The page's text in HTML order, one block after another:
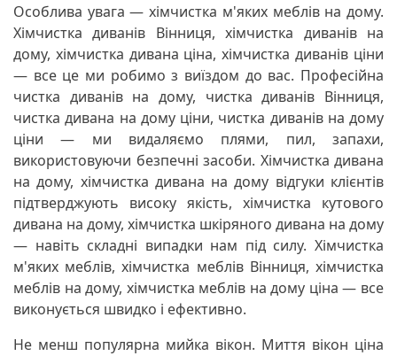
Особлива увага — хімчистка м'яких меблів на дому.
Хімчистка диванів Вінниця, хімчистка диванів на
дому, хімчистка дивана ціна, хімчистка диванів ціни
— все це ми робимо з виїздом до вас. Професійна
чистка диванів на дому, чистка диванів Вінниця,
чистка дивана на дому ціни, чистка диванів на дому
ціни — ми видаляємо плями, пил, запахи,
використовуючи безпечні засоби. Хімчистка дивана
на дому, хімчистка дивана на дому відгуки клієнтів
підтверджують високу якість, хімчистка кутового
дивана на дому, хімчистка шкіряного дивана на дому
— навіть складні випадки нам під силу. Хімчистка
м'яких меблів, хімчистка меблів Вінниця, хімчистка
меблів на дому, хімчистка меблів на дому ціна — все
виконується швидко і ефективно.
Не менш популярна мийка вікон. Миття вікон ціна